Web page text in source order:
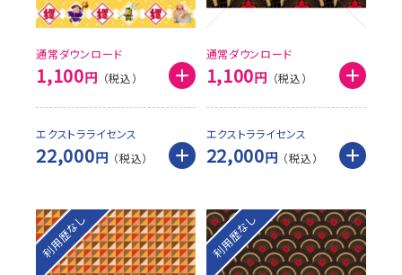
通常ダウンロード
1,100円
エクストラライセンス
22,000円
通常ダウンロード
1,100円
エクストラライセンス
22,000円
利用歴なし 利用歴なし